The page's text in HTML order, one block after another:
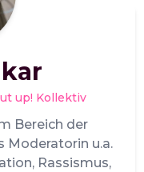
up! Kollektiv
Bereich der
Moderatorin u.a.
Rassismus,